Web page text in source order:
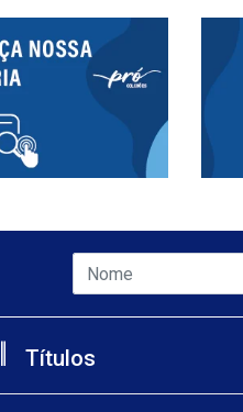
Títulos